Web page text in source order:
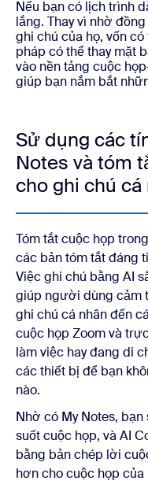
Nếu bạn có lịch trình
lắng. Thay vì nhờ
ghi chú của họ, vốn
pháp có thể thay mặt
vào nền tảng cuộc
giúp bạn nắm bắt
Sử dụng các
Notes và tóm
cho ghi chú cá
Tóm tắt cuộc họp
các bản tóm tắt đáng
Việc ghi chú bằng AI
giúp người dùng cảm
ghi chú cá nhân đến
cuộc họp Zoom và
làm việc hay đang di
các thiết bị để bạn
nào.
Nhờ có My Notes,
suốt cuộc họp, và AI
bằng bản chép lời
hơn cho cuộc họp của